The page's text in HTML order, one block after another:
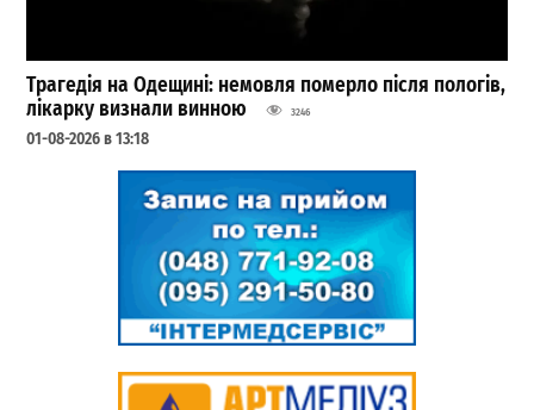
Трагедія на Одещині: немовля померло після пологів,
лікарку визнали винною
3246
01-08-2026 в 13:18